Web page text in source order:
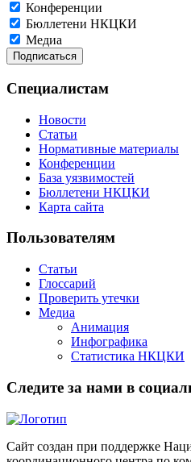
Конференции
Бюллетени НКЦКИ
Медиа
Специалистам
Новости
Статьи
Нормативные материалы
Конференции
База уязвимостей
Бюллетени НКЦКИ
Карта сайта
Пользователям
Статьи
Глоссарий
Проверить утечки
Медиа
Анимация
Инфографика
Статистика НКЦКИ
Следите за нами в
Сайт создан при поддержке